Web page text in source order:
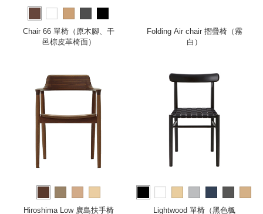
Chair 66 單椅（原木腳、干
邑棕皮革椅面）
Folding Air chair 摺疊椅（霧
白）
Hiroshima Low 廣島扶手椅
more
Lightwood 單椅（黑色楓